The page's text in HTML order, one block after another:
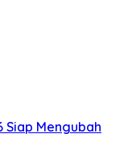
Siap Mengubah